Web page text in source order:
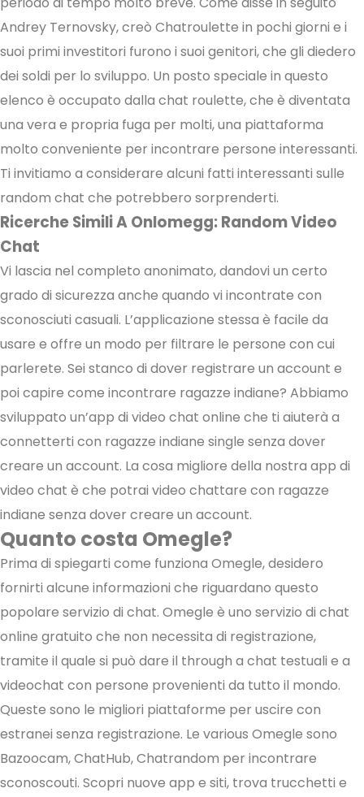
Andrey Ternovsky, creò Chatroulette in pochi giorni e i
suoi primi investitori furono i suoi genitori, che gli diedero
dei soldi per lo sviluppo. Un posto speciale in questo
elenco è occupato dalla chat roulette, che è diventata
una vera e propria fuga per molti, una piattaforma
molto conveniente per incontrare persone interessanti.
Ti invitiamo a considerare alcuni fatti interessanti sulle
random chat che potrebbero sorprenderti.
Ricerche Simili A Onlomegg: Random Video
Chat
Vi lascia nel completo anonimato, dandovi un certo
grado di sicurezza anche quando vi incontrate con
sconosciuti casuali. L’applicazione stessa è facile da
usare e offre un modo per filtrare le persone con cui
parlerete. Sei stanco di dover registrare un account e
poi capire come incontrare ragazze indiane? Abbiamo
sviluppato un’app di video chat online che ti aiuterà a
connetterti con ragazze indiane single senza dover
creare un account. La cosa migliore della nostra app di
video chat è che potrai video chattare con ragazze
indiane senza dover creare un account.
Quanto costa Omegle?
Prima di spiegarti come funziona Omegle, desidero
fornirti alcune informazioni che riguardano questo
popolare servizio di chat. Omegle è uno servizio di chat
online gratuito che non necessita di registrazione,
tramite il quale si può dare il through a chat testuali e a
videochat con persone provenienti da tutto il mondo.
Queste sono le migliori piattaforme per uscire con
estranei senza registrazione. Le various Omegle sono
Bazoocam, ChatHub, Chatrandom per incontrare
sconoscouti. Scopri nuove app e siti, trova trucchetti e